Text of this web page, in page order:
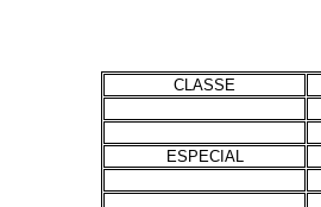
CLASSE
ESPECIAL